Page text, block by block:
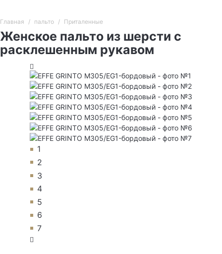
Главная пальто Приталенные
Женское пальто из шерсти с
расклешенным рукавом
1
2
3
4
5
6
7